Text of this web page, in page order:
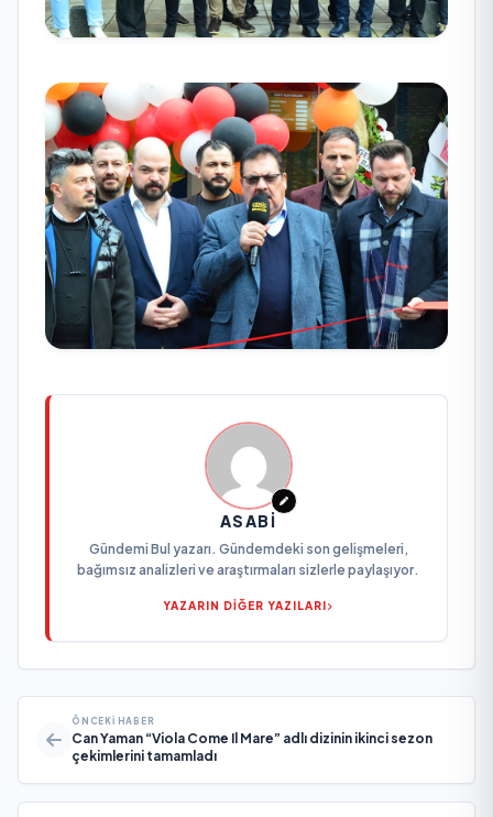
ASABI
Gündemi Bul yazarı. Gündemdeki son gelişmeleri,
bağımsız analizleri ve araştırmaları sizlerle paylaşıyor.
YAZARIN DİĞER YAZILARI
ÖNCEKI HABER
Can Yaman “Viola Come Il Mare” adlı dizinin ikinci sezon
çekimlerini tamamladı